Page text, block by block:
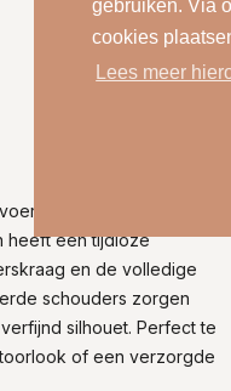
gebruiken. Via
cookies
Lees meer
in een
heeft een tijdloze
en de volledige
schouders zorgen
silhouet. Perfect te
of een verzorgde